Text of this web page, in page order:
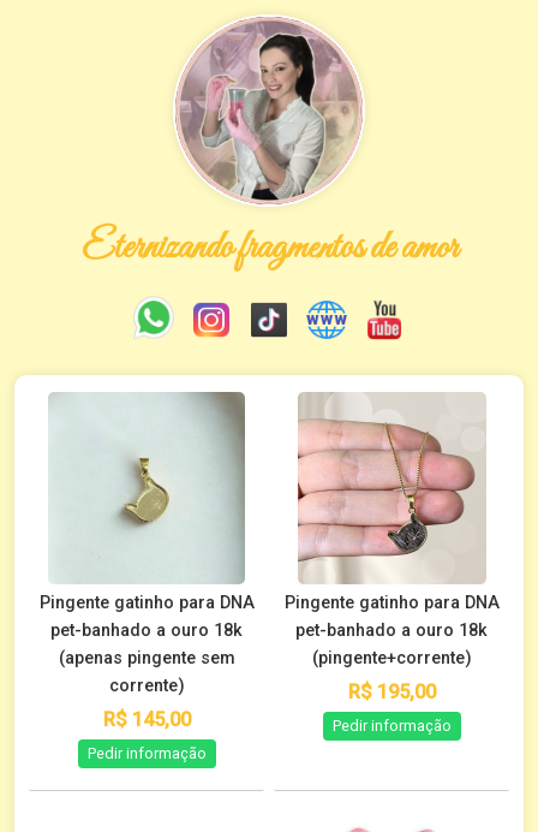
Eternizando fragmentos de amor
Pingente gatinho para DNA
pet-banhado a ouro 18k
(apenas pingente sem
corrente)
R$ 145,00
Pedir informação
Pingente gatinho para DNA
pet-banhado a ouro 18k
(pingente+corrente)
R$ 195,00
Pedir informação